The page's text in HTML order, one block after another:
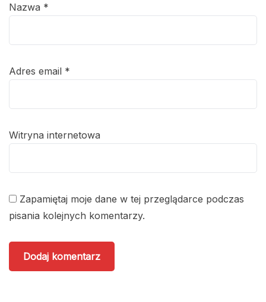
Nazwa *
Adres email *
Witryna internetowa
Zapamiętaj moje dane w tej przeglądarce podczas
pisania kolejnych komentarzy.